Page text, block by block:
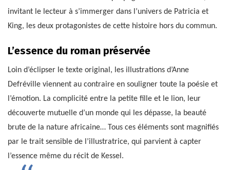
invitant le lecteur à s’immerger dans l’univers de Patricia et
King, les deux protagonistes de cette histoire hors du commun.
L’essence du roman préservée
Loin d’éclipser le texte original, les illustrations d’Anne
Defréville viennent au contraire en souligner toute la poésie et
l’émotion. La complicité entre la petite fille et le lion, leur
découverte mutuelle d’un monde qui les dépasse, la beauté
brute de la nature africaine… Tous ces éléments sont magnifiés
par le trait sensible de l’illustratrice, qui parvient à capter
l’essence même du récit de Kessel.